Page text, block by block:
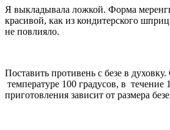
Я выкладывала ложкой. Форма
красивой, как из кондитерского
не повлияло.
Поставить противень с безе в
температуре 100 градусов, в течение
приготовления зависит от размера